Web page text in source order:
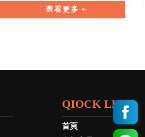
查看更多
QIOCK LINK
首頁